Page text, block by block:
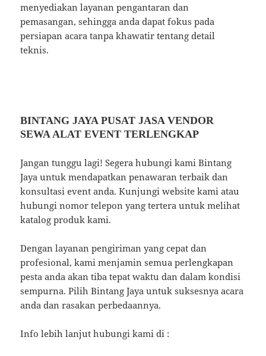
menyediakan layanan pengantaran dan
pemasangan, sehingga anda dapat fokus pada
persiapan acara tanpa khawatir tentang detail
teknis.
BINTANG JAYA PUSAT JASA VENDOR
SEWA ALAT EVENT TERLENGKAP
Jangan tunggu lagi! Segera hubungi kami Bintang
Jaya untuk mendapatkan penawaran terbaik dan
konsultasi event anda. Kunjungi website kami atau
hubungi nomor telepon yang tertera untuk melihat
katalog produk kami.
Dengan layanan pengiriman yang cepat dan
profesional, kami menjamin semua perlengkapan
pesta anda akan tiba tepat waktu dan dalam kondisi
sempurna. Pilih Bintang Jaya untuk suksesnya acara
anda dan rasakan perbedaannya.
Info lebih lanjut hubungi kami di :